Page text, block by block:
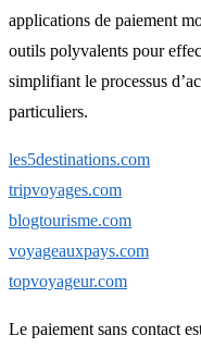
applications de paiement
outils polyvalents pour
simplifiant le processus
particuliers.
les5destinations.com
tripvoyages.com
blogtourisme.com
voyageauxpays.com
topvoyageur.com
Le paiement sans contact